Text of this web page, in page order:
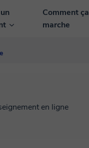
Comment ça
marche
en ligne